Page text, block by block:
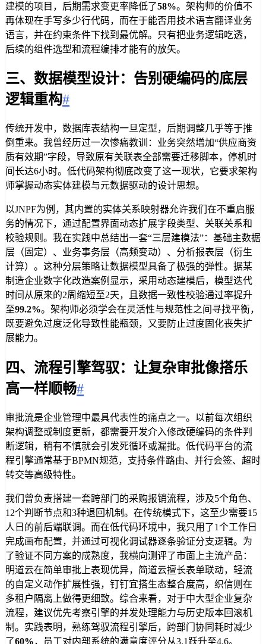
建模的项目，后期需求变更率降低了58%。架构师的价值不
再体现在手写多少行代码，而在于能否用技术语言翻译业务
语言，并在约束条件下找到最优解。只有把业务逻辑吃透，
后续的组件选型和流程编排才能有的放矢。
三、数据模型设计：告别硬编码的底层
逻辑重构#
传统开发中，数据库表结构一旦定型，后期调整几乎等于推
倒重来。我曾经历过一次惨痛教训：业务突然增加“供应商资
质有效期”字段，导致原有关联表全部需要迁移脚本，停机时
间长达6小时。低代码架构彻底改变了这一现状，它要求架构
师掌握动态实体建模与元数据驱动的设计思想。
以JNPF为例，其内置的实体关系映射器允许我们在不重启服
务的情况下，通过配置界面动态扩展字段类型、关联关系和
校验规则。我在实践中总结出一套“三层建模法”：基础主数据
层（固定）、业务事务层（高频变动）、分析报表层（衍生
计算）。这种分层策略让数据模型具备了极强的弹性。据某
制造企业数字化改造案例显示，采用动态建模后，模型迭代
时间从原来的2周缩短至2天，且数据一致性校验通过率提升
至99.2%。架构师必须学会在灵活性与规范性之间寻找平衡，
既要避免过度泛化导致性能瓶颈，又要防止过度固化丧失扩
展能力。
四、流程引擎驾驭：让复杂审批像搭乐
高一样顺畅#
审批流是企业管理中最具代表性的痛点之一。以前每次组织
架构调整或制度更新，都需要开发介入修改硬编码的条件判
断逻辑，稍有不慎就会引发死循环或漏批。低代码平台的流
程引擎通常基于BPMN规范，支持条件路由、并行会签、超时
转交等高级特性。
我们曾负责搭建一套跨部门的采购报销流程，涉及5个角色、
12个判断节点和3种退回机制。在传统模式下，这至少需要15
人日的前后端联调。而在低代码环境中，我只用了1个工作日
完成画布配置，并通过可视化调试器逐条验证分支逻辑。为
了验证不同方案的成熟度，我横向测评了市面上主流产品：
明道云在简单审批上表现优异，简道云擅长表单联动，轻流
的自定义动作扩展性强，钉钉宜搭生态整合度高，织信则在
多租户隔离上做得更细致。综合来看，对于中大型企业复杂
流程，建议优先考察引擎的并发处理能力与历史版本回滚机
制。实践表明，熟练驾驭流程引擎后，跨部门协同耗时减少
了60%，员工对内部系统的满意度评分从3.1跃升至4.6。